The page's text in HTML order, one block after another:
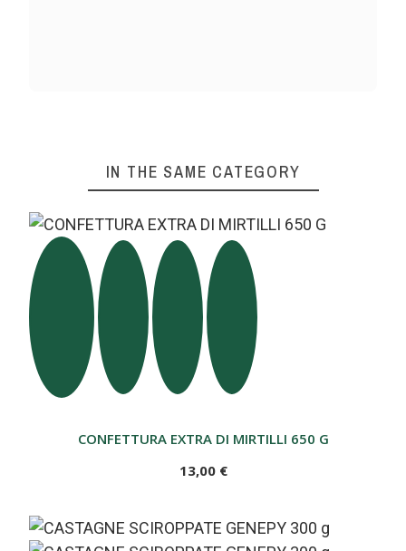
IN THE SAME CATEGORY
CONFETTURA EXTRA DI MIRTILLI 650 G
13,00 €